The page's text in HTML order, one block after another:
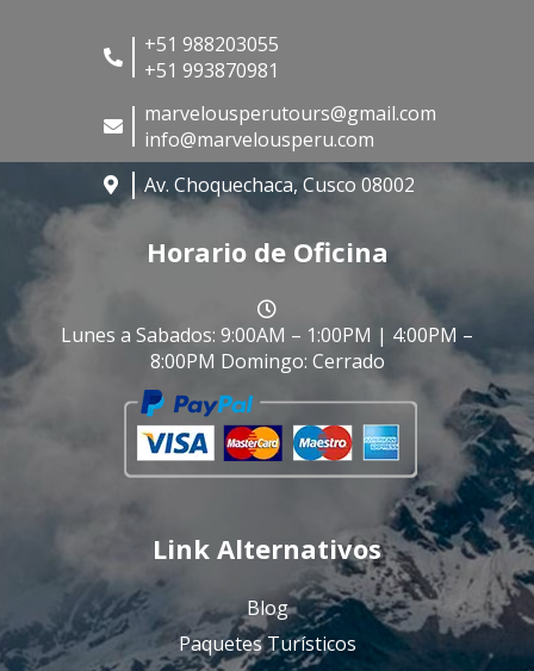
+51 988203055
+51 993870981
marvelousperutours@gmail.com
info@marvelousperu.com
Av. Choquechaca, Cusco 08002
Horario de Oficina
Lunes a Sabados: 9:00AM – 1:00PM | 4:00PM –
8:00PM Domingo: Cerrado
Link Alternativos
Blog
Paquetes Turísticos